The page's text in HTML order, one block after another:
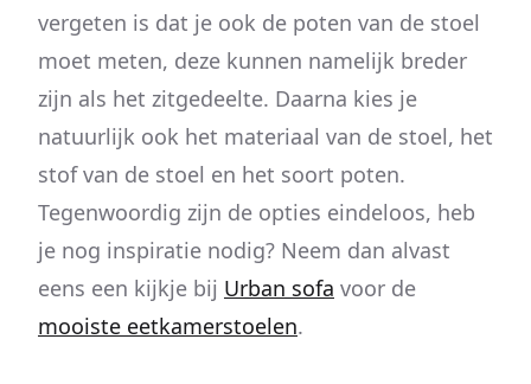
vergeten is dat je ook de poten van de stoel
moet meten, deze kunnen namelijk breder
zijn als het zitgedeelte. Daarna kies je
natuurlijk ook het materiaal van de stoel, het
stof van de stoel en het soort poten.
Tegenwoordig zijn de opties eindeloos, heb
je nog inspiratie nodig? Neem dan alvast
eens een kijkje bij Urban sofa voor de
mooiste eetkamerstoelen.